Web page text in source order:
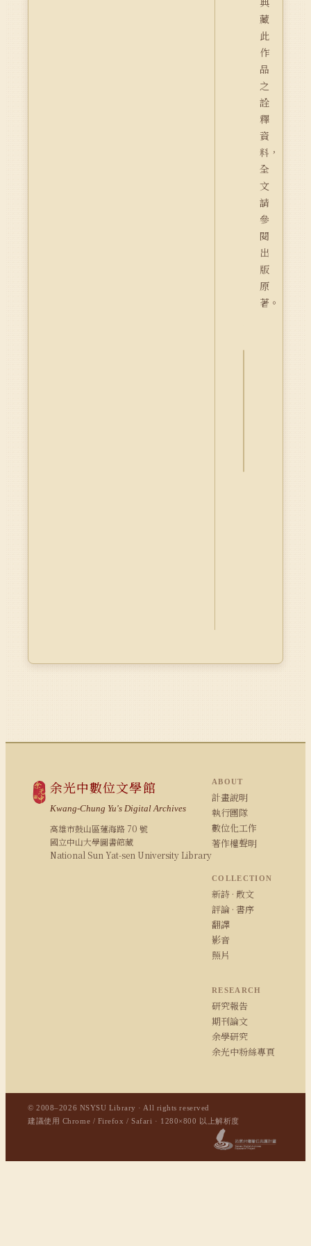
藏
此
作
品
之
詮
釋
資
料，
全
文
請
參
閱
出
版
原
著。
余光中數位文學館
Kwang-Chung Yu's Digital Archives
高雄市鼓山區蓮海路 70 號
國立中山大學圖書館藏
National Sun Yat-sen University Library
ABOUT
計畫說明
執行團隊
數位化工作
著作權聲明
COLLECTION
新詩 · 散文
評論 · 書序
翻譯
影音
照片
RESEARCH
研究報告
期刊論文
余學研究
余光中粉絲專頁
© 2008–2026 NSYSU Library · All rights reserved
建議使用 Chrome / Firefox / Safari · 1280×800 以上解析度